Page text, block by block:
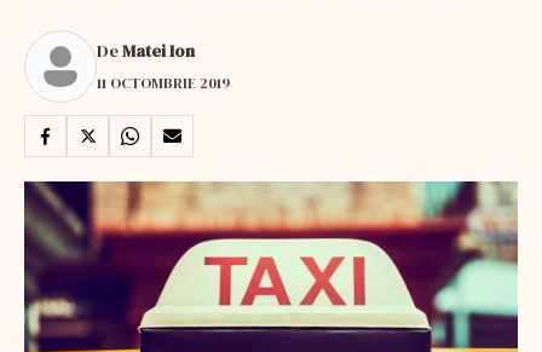
DeMatei Ion
11 OCTOMBRIE 2019